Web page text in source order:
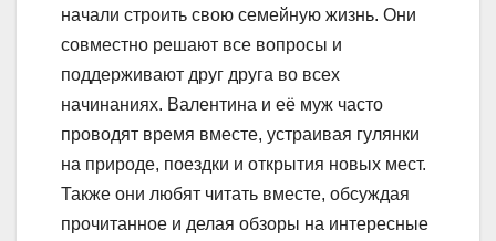
начали строить свою семейную жизнь. Они
совместно решают все вопросы и
поддерживают друг друга во всех
начинаниях. Валентина и её муж часто
проводят время вместе, устраивая гулянки
на природе, поездки и открытия новых мест.
Также они любят читать вместе, обсуждая
прочитанное и делая обзоры на интересные